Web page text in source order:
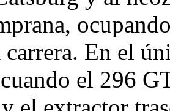
carrera. En el
el 296